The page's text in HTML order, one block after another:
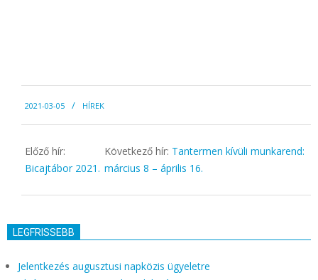
03-
05
2021-03-05 HÍREK
Előző hír:
Bicajtábor 2021.
Következő hír: Tantermen kívüli munkarend:
március 8 – április 16.
LEGFRISSEBB
Jelentkezés augusztusi napközis ügyeletre